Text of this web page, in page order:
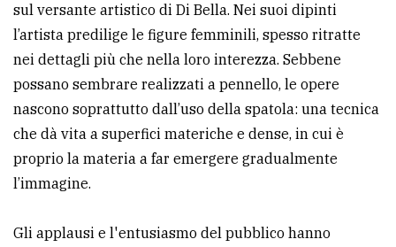
sul versante artistico di Di Bella. Nei suoi dipinti
l’artista predilige le figure femminili, spesso ritratte
nei dettagli più che nella loro interezza. Sebbene
possano sembrare realizzati a pennello, le opere
nascono soprattutto dall’uso della spatola: una tecnica
che dà vita a superfici materiche e dense, in cui è
proprio la materia a far emergere gradualmente
l’immagine.
Gli applausi e l'entusiasmo del pubblico hanno